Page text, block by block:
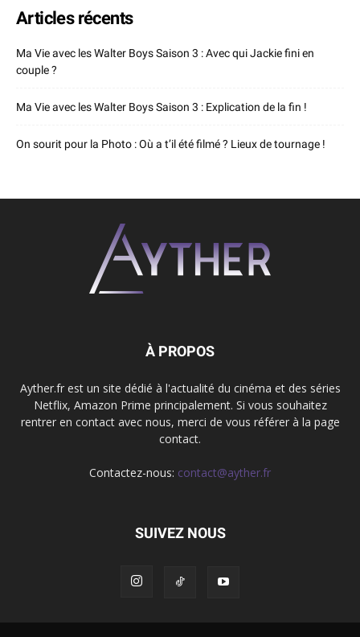
Articles récents
Ma Vie avec les Walter Boys Saison 3 : Avec qui Jackie fini en
couple ?
Ma Vie avec les Walter Boys Saison 3 : Explication de la fin !
On sourit pour la Photo : Où a t’il été filmé ? Lieux de tournage !
À PROPOS
Ayther.fr est un site dédié à l'actualité du cinéma et des séries
Netflix, Amazon Prime principalement. Si vous souhaitez
rentrer en contact avec nous, merci de vous référer à la page
contact.
Contactez-nous: contact@ayther.fr
SUIVEZ NOUS